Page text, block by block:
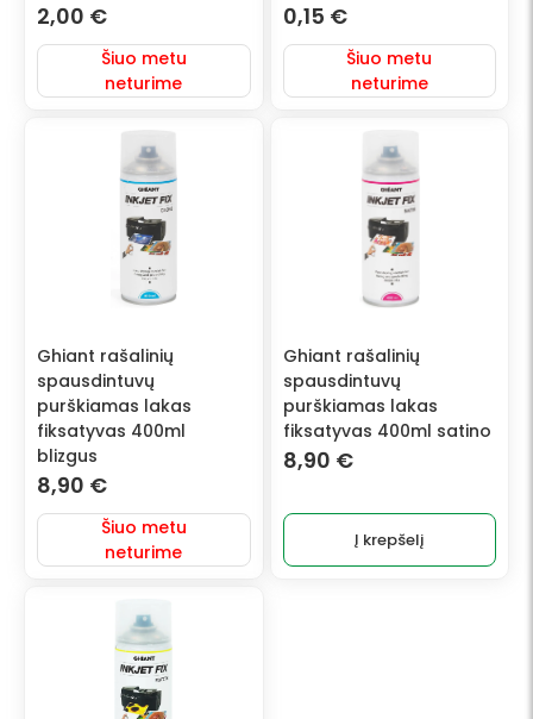
2,00 €
Šiuo metu
neturime
0,15 €
Šiuo metu
neturime
Ghiant rašalinių
spausdintuvų
purškiamas lakas
fiksatyvas 400ml
blizgus
8,90 €
Šiuo metu
neturime
Ghiant rašalinių
spausdintuvų
purškiamas lakas
fiksatyvas 400ml satino
8,90 €
Į krepšelį